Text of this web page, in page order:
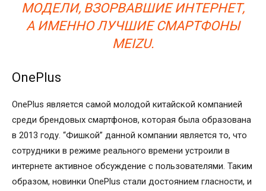
МОДЕЛИ, ВЗОРВАВШИЕ ИНТЕРНЕТ,
А ИМЕННО ЛУЧШИЕ СМАРТФОНЫ
MEIZU.
OnePlus
OnePlus является самой молодой китайской компанией
среди брендовых смартфонов, которая была образована
в 2013 году. “Фишкой” данной компании является то, что
сотрудники в режиме реального времени устроили в
интернете активное обсуждение с пользователями. Таким
образом, новинки OnePlus стали достоянием гласности, и